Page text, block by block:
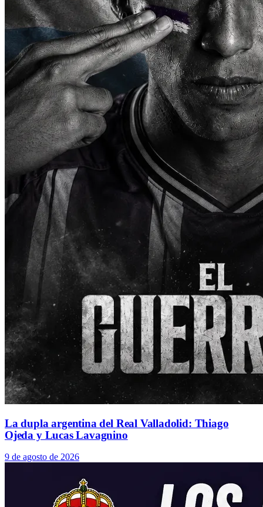
La dupla argentina del Real Valladolid: Thiago
Ojeda y Lucas Lavagnino
9 de agosto de 2026